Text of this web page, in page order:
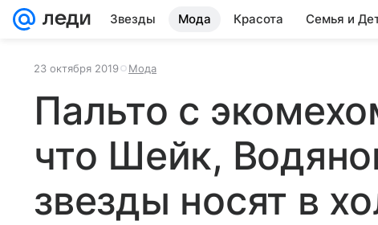
Звезды Мода Красота Семья и
23 октября 2019 Мода
Пальто с
что Шейк,
звезды носят в